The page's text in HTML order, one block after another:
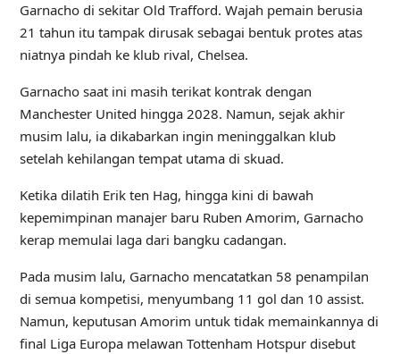
Garnacho di sekitar Old Trafford. Wajah pemain berusia
21 tahun itu tampak dirusak sebagai bentuk protes atas
niatnya pindah ke klub rival, Chelsea.
Garnacho saat ini masih terikat kontrak dengan
Manchester United hingga 2028. Namun, sejak akhir
musim lalu, ia dikabarkan ingin meninggalkan klub
setelah kehilangan tempat utama di skuad.
Ketika dilatih Erik ten Hag, hingga kini di bawah
kepemimpinan manajer baru Ruben Amorim, Garnacho
kerap memulai laga dari bangku cadangan.
Pada musim lalu, Garnacho mencatatkan 58 penampilan
di semua kompetisi, menyumbang 11 gol dan 10 assist.
Namun, keputusan Amorim untuk tidak memainkannya di
final Liga Europa melawan Tottenham Hotspur disebut